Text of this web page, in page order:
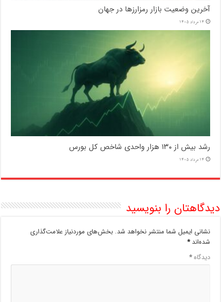
آخرین وضعیت بازار رمزارزها در جهان
14 مرداد 1405
رشد بیش از ۱۳۰ هزار واحدی شاخص کل بورس
14 مرداد 1405
دیدگاهتان را بنویسید
نشانی ایمیل شما منتشر نخواهد شد. بخش‌های موردنیاز علامت‌گذاری
شده‌اند*
دیدگاه*